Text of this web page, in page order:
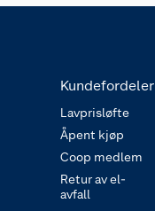
Kundefordeler
Lavprisløfte
Åpent kjøp
Coop medlem
Retur av el-
avfall